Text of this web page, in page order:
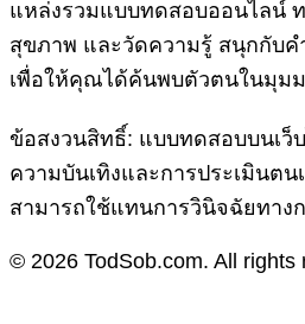
แหล่งรวมแบบทดสอบออนไลน์
สุขภาพ และวัดความรู้ สนุกกับค
เพื่อให้คุณได้ค้นพบตัวตนในมุม
ข้อสงวนสิทธิ์: แบบทดสอบบนเว็
ความบันเทิงและการประเมินตน
สามารถใช้แทนการวินิจฉัยทาง
© 2026 TodSob.com. All rights